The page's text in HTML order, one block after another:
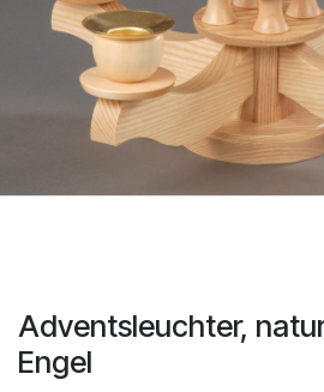
Adventsleuchter,
Engel